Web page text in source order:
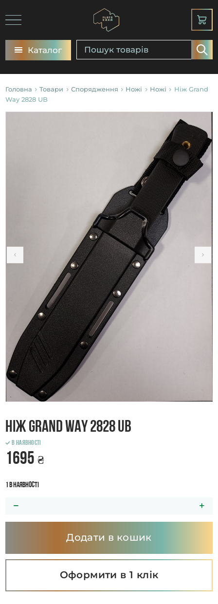
Каталог
Головна Товари Спорядження Ножі Ножі
Ніж Grand
Way 2828 UB
Ніж Grand Way 2828 UB
В наявності
1695 ₴
1 в наявності
Додати в кошик
Оформити в 1 клік